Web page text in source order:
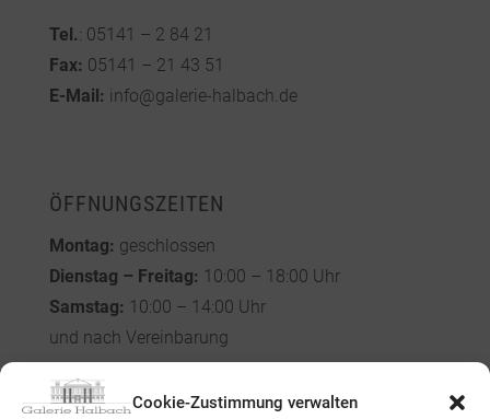
Cookie-Zustimmung verwalten
Tel.: 05141 – 2 84 21
Fax: 05141 – 21 43 51
E-Mail: info@galerie-halbach.de
ÖFFNUNGSZEITEN
Montag: geschlossen
Dienstag – Freitag: 10:00 – 18:00 Uhr
Samstag: 10:00 – 14:00 Uhr
und nach Vereinbarung